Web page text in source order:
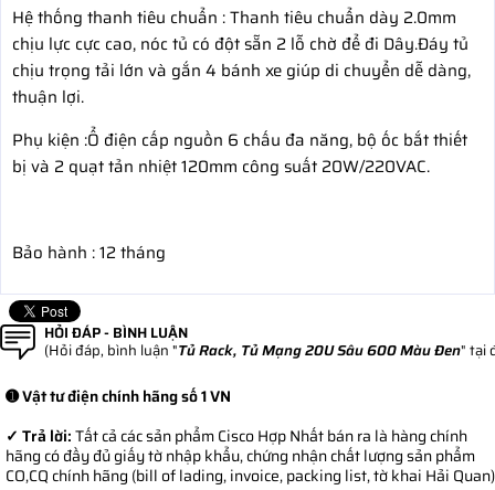
Hệ thống thanh tiêu chuẩn : Thanh tiêu chuẩn dày 2.0mm
chịu lực cực cao, nóc tủ có đột sẵn 2 lỗ chờ để đi Dây.Đáy tủ
chịu trọng tải lớn và gắn 4 bánh xe giúp di chuyển dễ dàng,
thuận lợi.
Phụ kiện :Ổ điện cấp nguồn 6 chấu đa năng, bộ ốc bắt thiết
bị và 2 quạt tản nhiệt 120mm công suất 20W/220VAC.
Bảo hành : 12 tháng
HỎI ĐÁP - BÌNH LUẬN
(Hỏi đáp, bình luận "Tủ Rack, Tủ Mạng 20U Sâu 600 Màu Đen" tại
➊ Vật tư điện chính hãng số 1 VN
✓ Trả lời:Tất cả các sản phẩm Cisco Hợp Nhất bán ra là hàng chính
hãng có đầy đủ giấy tờ nhập khẩu, chứng nhận chất lượng sản phẩm
CO,CQ chính hãng (bill of lading, invoice, packing list, tờ khai Hải Quan)